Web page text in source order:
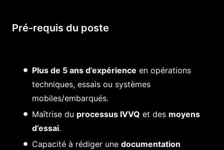
Pré-requis du poste
Plus de 5 ans d’expérience en opérations
techniques, essais ou systèmes
mobiles/embarqués.
Maîtrise du processus IVVQ et des moyens
d’essai.
Capacité à rédiger une documentation